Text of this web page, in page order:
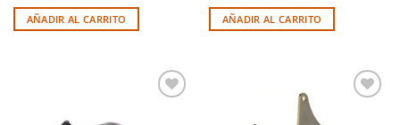
AÑADIR AL CARRITO AÑADIR AL CARRITO